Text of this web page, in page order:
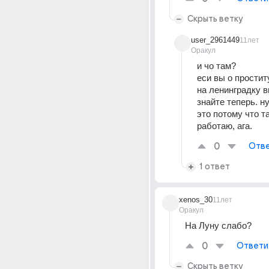
Скрыть ветку
user_2961449
Оракул
11лет
и чо там?
еси вы о
на ленинградку
знайте теперь.
это потому что
работаю, ага.
0
1 ответ
xenos_30
Оракул
11лет
На Луну слабо?
0
Скрыть ветку